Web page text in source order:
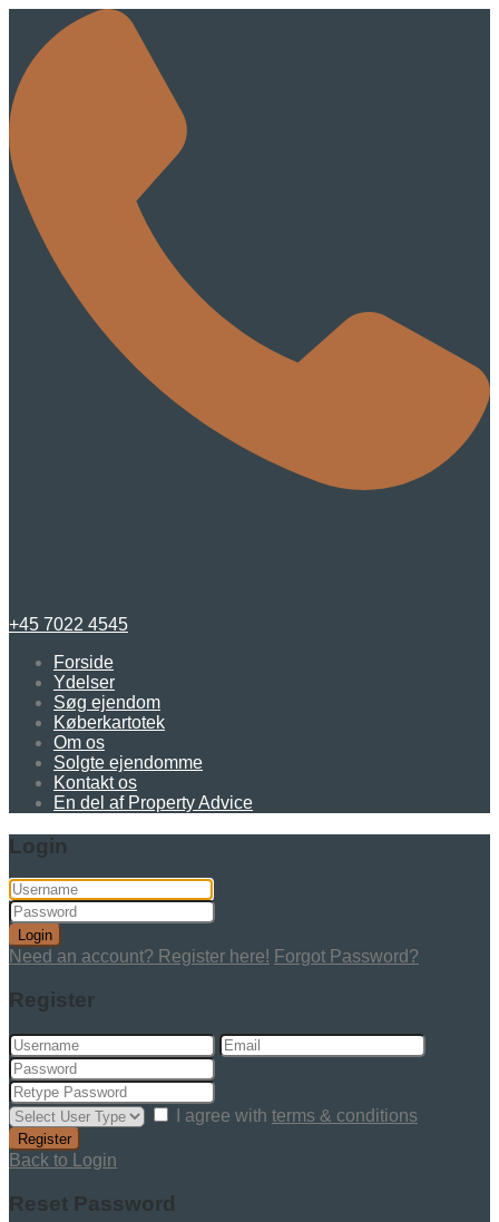
+45 7022 4545
Forside
Ydelser
Søg ejendom
Køberkartotek
Om os
Solgte ejendomme
Kontakt os
En del af Property Advice
Login
Login
Need an account? Register here! Forgot Password?
Register
I agree with terms & conditions
Register
Back to Login
Reset Password